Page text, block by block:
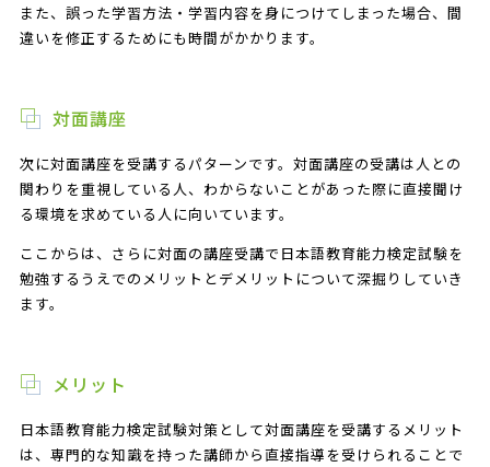
また、誤った学習方法・学習内容を身につけてしまった場合、間
違いを修正するためにも時間がかかります。
対面講座
次に対面講座を受講するパターンです。対面講座の受講は人との
関わりを重視している人、わからないことがあった際に直接聞け
る環境を求めている人に向いています。
ここからは、さらに対面の講座受講で日本語教育能力検定試験を
勉強するうえでのメリットとデメリットについて深掘りしていき
ます。
メリット
日本語教育能力検定試験対策として対面講座を受講するメリット
は、専門的な知識を持った講師から直接指導を受けられることで